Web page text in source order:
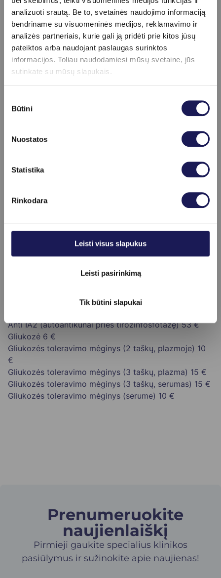
analizuoti srautą. Be to, svetainės naudojimo informaciją
bendriname su visuomeninės medijos, reklamavimo ir
analizės partneriais, kurie gali ją pridėti prie kitos jūsų
pateiktos arba naudojant paslaugas surinktos
informacijos. Toliau naudodamiesi mūsų svetaine, jūs
sutinkate su mūsų slapukais.
pasirinkimas
Būtini
Nuostatos
Statistika
Rinkodara
Leisti visus slapukus
Leisti pasirinkimą
Tik būtini slapukai
rekomenduoti keisti mitybą, padidinti fizinį
aktyvumą, koreguoti gydymą ar atlikti
papildomus tyrimus.
Svarbu žinoti, kad HbA1c tyrimas yra vienas
pagrindinių rodiklių, padedančių įvertinti diabeto
komplikacijų riziką. Nuolat padidėjęs cukraus
sistemai.
info
Specialus pasiruošimas nereikalingas.
Tyrimo trukmė
10-15 min.
Anti IA2 (autoantikūnai prieš tirozinfosfotazę) 53 €
Gliukozė 6 €
Gliukozės toleravimo mėginys (2 taškų, plazmoje) 10
€
Gliukozės toleravimo mėginys (3 taškų, plazma) 15 €
Gliukozės toleravimo mėginys (3 taškų, serumas) 15 €
Gliukozės toleravimo mėginys (serume) 10 €
Prenumeruokite
naujienlaiškį​
Pirmieji gaukite specialius klinikos
pasiūlymus ir sužinokite apie naujienas!